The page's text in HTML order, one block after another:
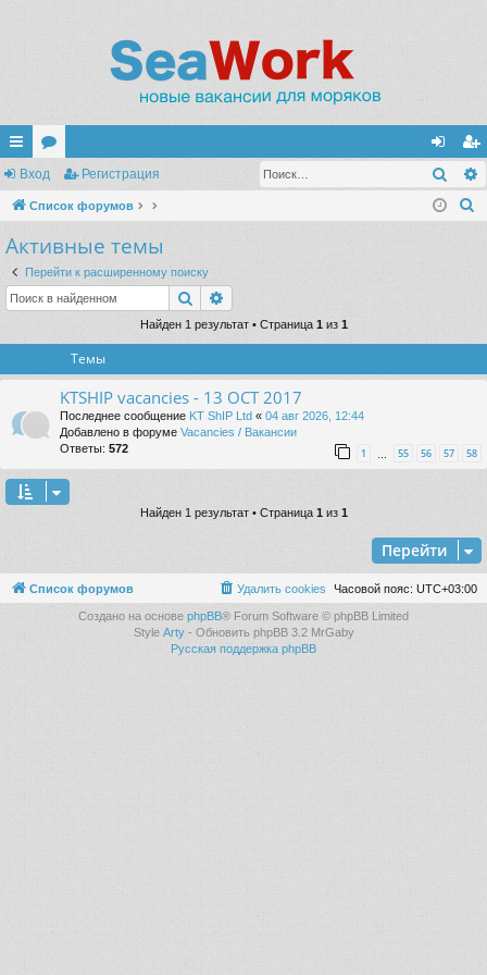
с
ы
лк
и
ор
ум
ы
хо
д
ег
ис
Вход Регистрация
Список форумов
Активные темы
Перейти к расширенному поиску
Поиск
Найден 1 результат • Страница 1 из 1
Темы
KTSHIP vacancies - 13 OCT 2017
Последнее сообщение KT ShIP Ltd « 04 авг 2026, 12:44
Добавлено в форуме Vacancies / Вакансии
Ответы: 572 1 … 55 56 57 58
Найден 1 результат • Страница 1из 1
Перейти
Список форумов Часовой пояс: UTC+03:00
Удалить cookies
Создано на основе phpBB® Forum Software © phpBB Limited
Style Arty- Обновить phpBB 3.2 MrGaby
Русская поддержка phpBB